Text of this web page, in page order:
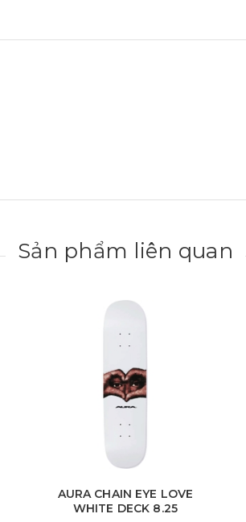
Sản phẩm liên quan
AURA CHAIN EYE LOVE
WHITE DECK 8.25